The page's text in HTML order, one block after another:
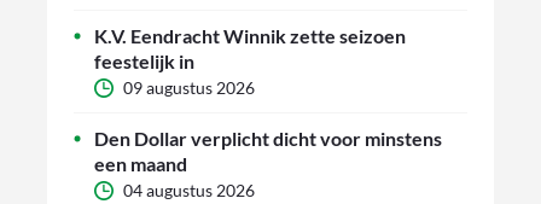
K.V. Eendracht Winnik zette seizoen
feestelijk in
09 augustus 2026
Den Dollar verplicht dicht voor minstens
een maand
04 augustus 2026